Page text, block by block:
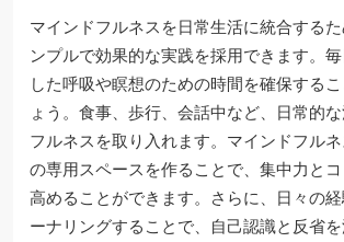
マインドフルネスを日常生活に統合する
ンプルで効果的な実践を採用できます。
した呼吸や瞑想のための時間を確保する
ょう。食事、歩行、会話中など、日常的
フルネスを取り入れます。マインドフル
の専用スペースを作ることで、集中力と
高めることができます。さらに、日々の
ーナリングすることで、自己認識と反省